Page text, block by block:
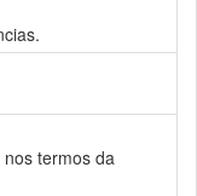
termos da